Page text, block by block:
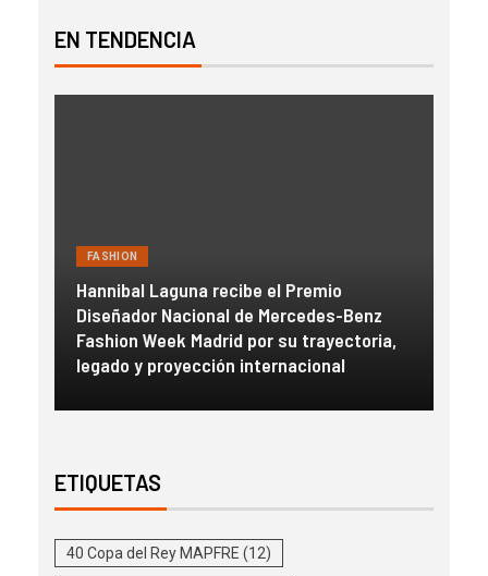
EN TENDENCIA
FASHION
Hannibal Laguna recibe el Premio
Diseñador Nacional de Mercedes-Benz
Fashion Week Madrid por su trayectoria,
legado y proyección internacional
ETIQUETAS
40 Copa del Rey MAPFRE (12)